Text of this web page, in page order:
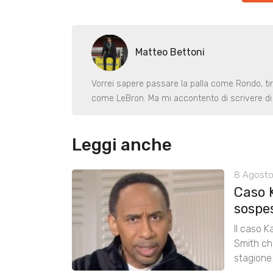
Matteo Bettoni
Vorrei sapere passare la palla come Rondo,
come LeBron. Ma mi accontento di scrivere
Leggi anche
8
Caso
Il caso
Smith